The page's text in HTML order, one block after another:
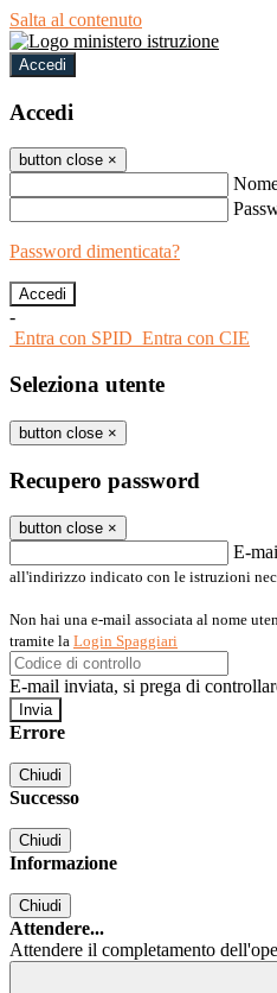
Salta al contenuto
Accedi
Accedi
button close ×
Password dimenticata?
-
Entra con SPID Entra con CIE
Seleziona utente
button close ×
Recupero password
button close ×
E-
all'indirizzo indicato con le istruzioni
Non hai una e-mail associata al nome
tramite la Login Spaggiari
E-mail inviata, si prega di
Errore
Chiudi
Successo
Chiudi
Informazione
Chiudi
Attendere...
Attendere il completamento